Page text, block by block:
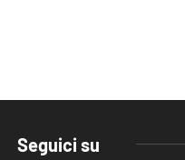
Seguici su